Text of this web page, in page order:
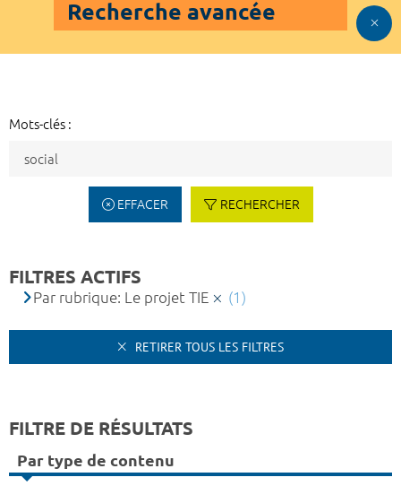
Recherche avancée
Mots-clés :
EFFACER RECHERCHER
FILTRES ACTIFS
Par rubrique: Le projet TIE (1)
RETIRER TOUS LES FILTRES
FILTRE DE RÉSULTATS
Par type de contenu